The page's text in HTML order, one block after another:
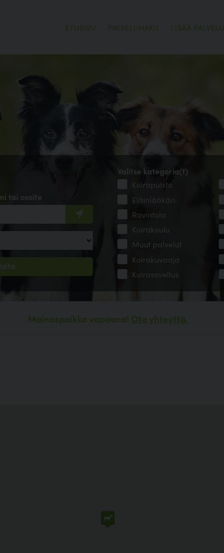
ETUSIVU PALVELUHAKU LISÄÄ PALVELU
tai osoite
Valitse kategoria(t)
Koirapuisto
Eläinlääkäri
Ravintola
Koirakoulu
Muut palvelut
Koirakuvaaja
Koirasovellus
Mainospaikka vapaana! Ota yhteyttä.